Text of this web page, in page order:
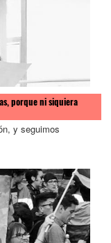
porque ni siquiera
y seguimos